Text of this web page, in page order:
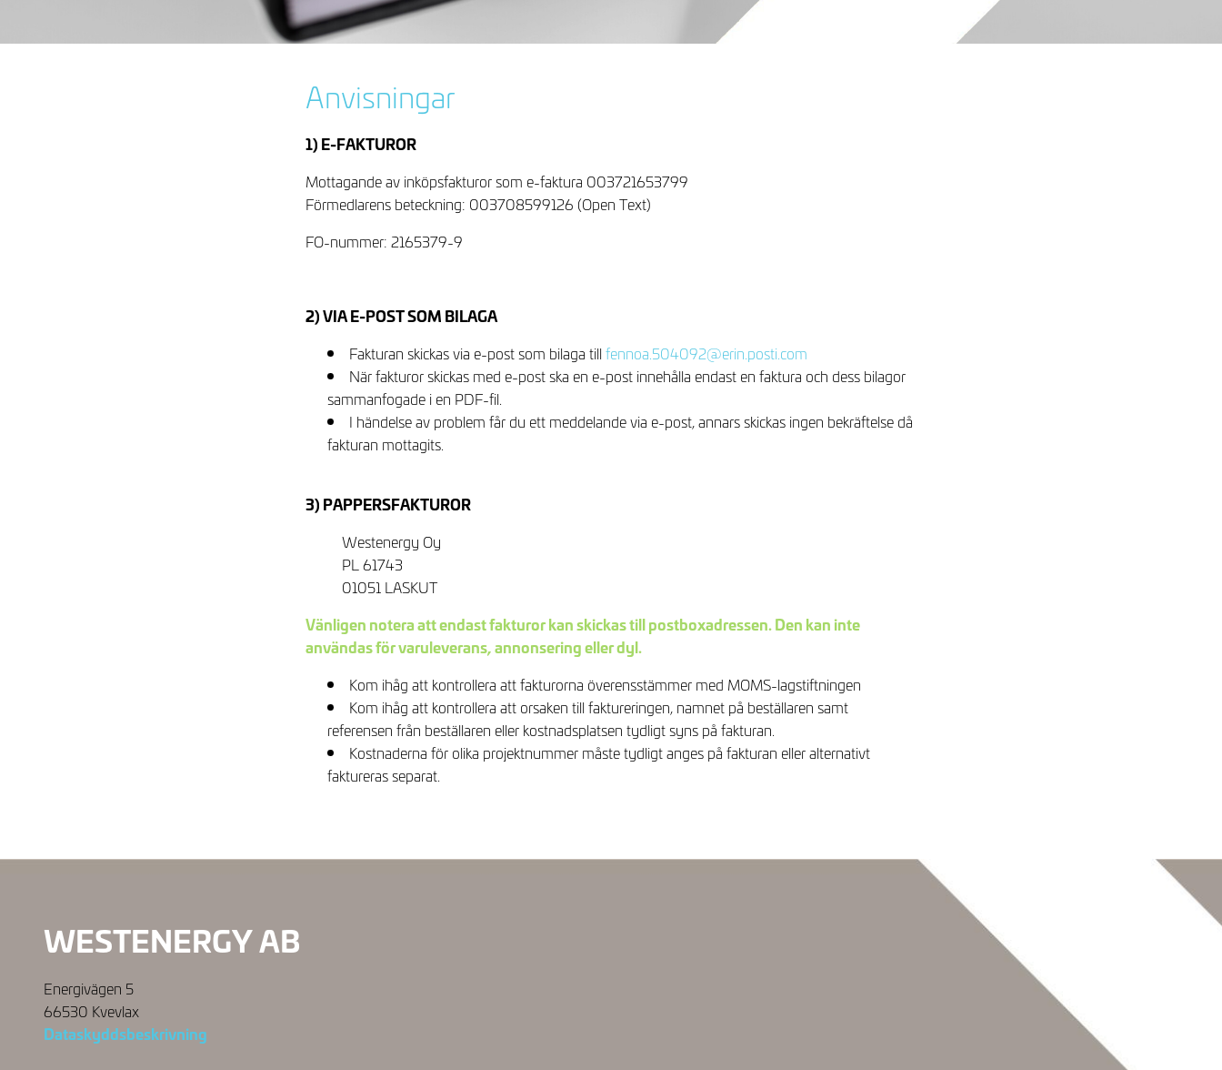
Anvisningar
1) E-FAKTUROR
Mottagande av inköpsfakturor som e-faktura 003721653799
Förmedlarens beteckning: 003708599126 (Open Text)
FO-nummer: 2165379-9
2) VIA E-POST SOM BILAGA
Fakturan skickas via e-post som bilaga till fennoa.504092@erin.posti.com
När fakturor skickas med e-post ska en e-post innehålla endast en faktura och dess bilagor
sammanfogade i en PDF-fil.
I händelse av problem får du ett meddelande via e-post, annars skickas ingen bekräftelse då
fakturan mottagits.
3) PAPPERSFAKTUROR
Westenergy Oy
PL 61743
01051 LASKUT
Vänligen notera att endast fakturor kan skickas till postboxadressen. Den kan inte
användas för varuleverans, annonsering eller dyl.
Kom ihåg att kontrollera att fakturorna överensstämmer med MOMS-lagstiftningen
Kom ihåg att kontrollera att orsaken till faktureringen, namnet på beställaren samt
referensen från beställaren eller kostnadsplatsen tydligt syns på fakturan.
Kostnaderna för olika projektnummer måste tydligt anges på fakturan eller alternativt
faktureras separat.
WESTENERGY AB
Energivägen 5
66530 Kvevlax
Dataskyddsbeskrivning